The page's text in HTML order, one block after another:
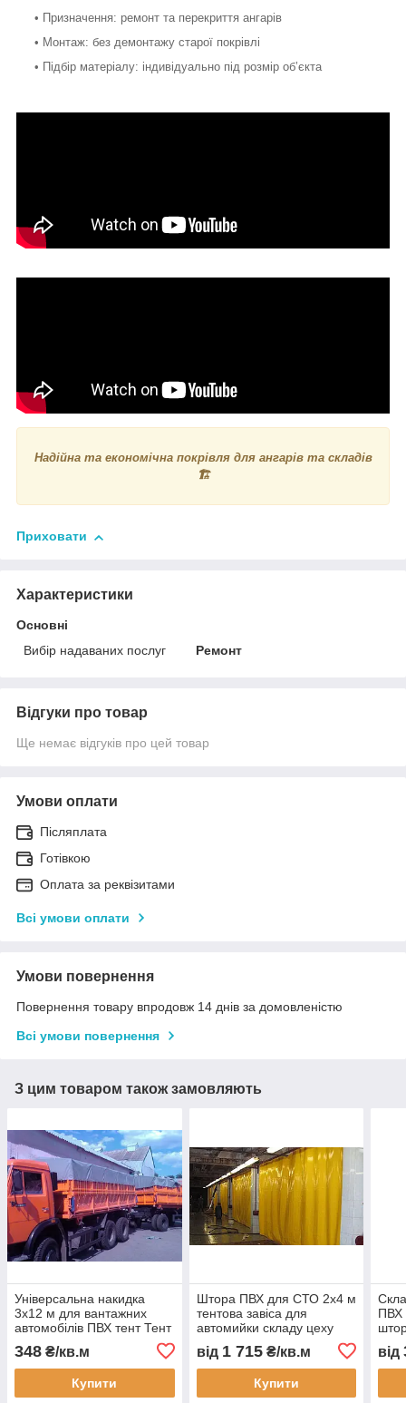
• Призначення: ремонт та перекриття ангарів
• Монтаж: без демонтажу старої покрівлі
• Підбір матеріалу: індивідуально під розмір об’єкта
Надійна та економічна покрівля для ангарів та складів
🏗️
Приховати
Характеристики
Основні
Вибір надаваних послуг
Ремонт
Відгуки про товар
Ще немає відгуків про цей товар
Умови оплати
Післяплата
Готівкою
Оплата за реквізитами
Всі умови оплати
Умови повернення
Повернення товару впродовж 14 днів за домовленістю
Всі умови повернення
З цим товаром також замовляють
Універсальна накидка
3x12 м для вантажних
автомобілів ПВХ тент Тент
безкоштовно
виготовлення під
замовлення
348 ₴/кв.м
Купити
Штора ПВХ для СТО 2x4 м
тентова завіса для
автомийки складу цеху
пилу вологи тепла з
монтажем Тент Строй
від 1 715₴/кв.м
Купити
ПВХ
від